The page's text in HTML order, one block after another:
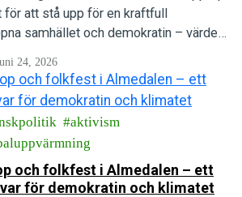
att stå upp för en kraftfull
samhället och demokratin – värden
24, 2026
aktivism
och folkfest i Almedalen – ett
för demokratin och klimatet